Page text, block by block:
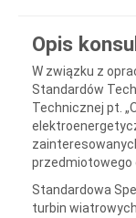
Opis
W związku z
Standardów
Technicznej pt.
przedmiotowego
Standardowa
turbin